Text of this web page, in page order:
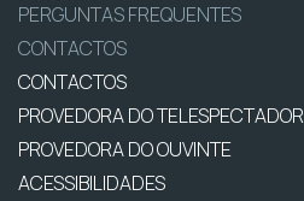
PERGUNTAS FREQUENTES
CONTACTOS
CONTACTOS
PROVEDORA DO TELESPECTADOR
PROVEDORA DO OUVINTE
ACESSIBILIDADES